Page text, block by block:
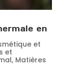
en
et
et
, Matières